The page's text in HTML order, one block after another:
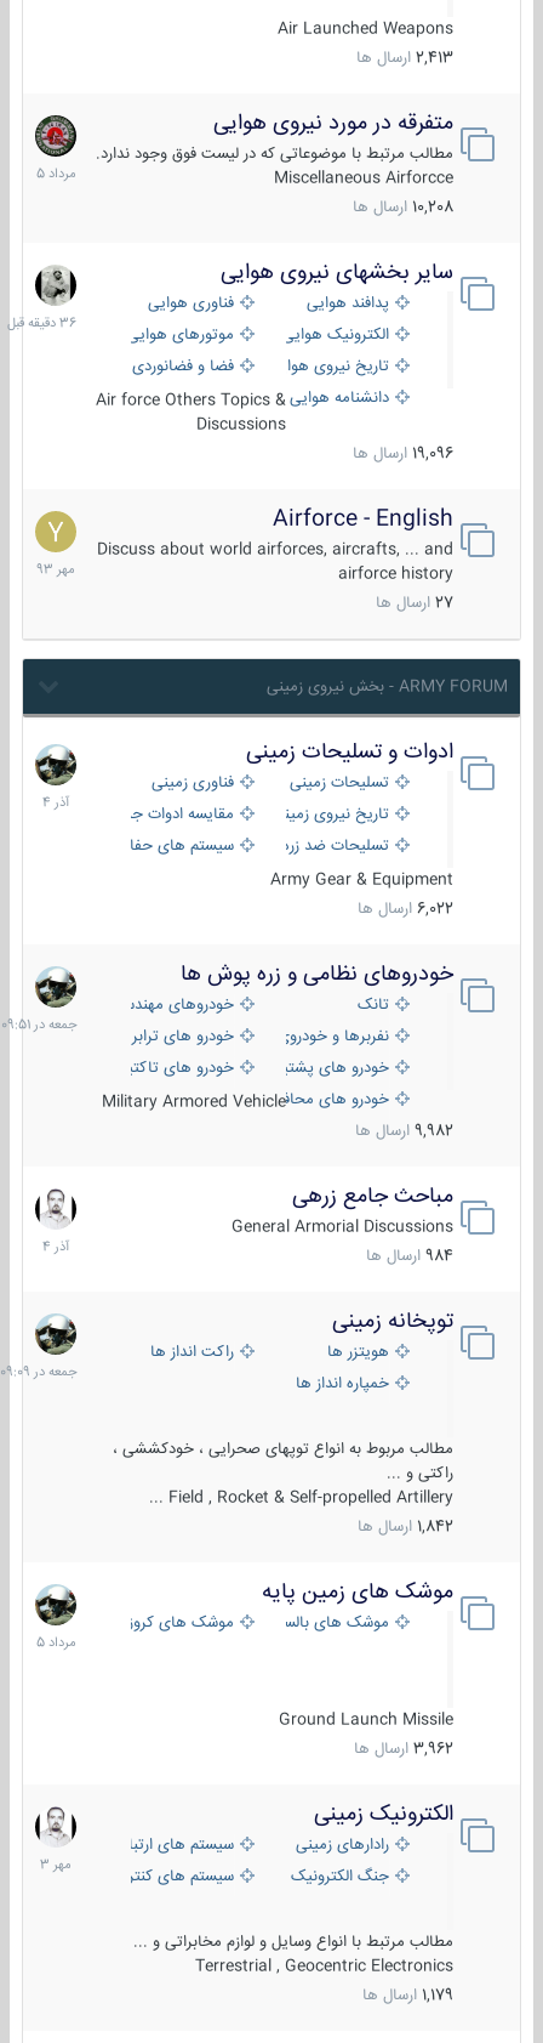
Air Launched Weapons
2,413 ارسال ها
متفرقه در مورد نیروی هوایی
مطالب مرتبط با موضوعاتی که در لیست فوق وجود ندارد.
Miscellaneous Airforcce
10,208 ارسال ها
7
مرداد
1405
سایر بخشهای نیروی هوایی
پدافند هوایی
فناوری هوایی
الکترونیک هوایی
موتورهای هوایی
تاریخ نیروی هوایی
فضا و فضانوردی
دانشنامه هواییAir force Others Topics &
Discussions
19,096 ارسال ها
36
دقیقه
قبل
Airforce - English
Discuss about world airforces, aircrafts, ... and
airforce history
27 ارسال ها
15
مهر
1393
ARMY FORUM - بخش نیروی زمینی
ادوات و تسلیحات زمینی
تسلیحات زمینی
فناوری زمینی
تاریخ نیروی زمینی
مقایسه ادوات جنگی
تسلیحات ضد زره
سیستم های حفاظت فعال
Army Gear & Equipment
6,022 ارسال ها
21
آذر
1404
خودروهای نظامی و زره پوش ها
تانک
خودروهای مهندسی
نفربرها و خودروی های رزمی پیاده نظام
خودرو های ترابری نظامی
خودرو های پشتیبانی آتش ، شناسایی و ضد تانک
خودرو های تاکتیکی نظامی
خودرو های محافظت شدهMilitary Armored Vehicle
9,982 ارسال ها
جمعه
در
09:51
مباحث جامع زرهی
General Armorial Discussions
984 ارسال ها
7
آذر
1404
توپخانه زمینی
هویتزر ها
راکت انداز ها
خمپاره انداز ها
مطالب مربوط به انواع توپهای صحرایی ، خودکششی ،
راکتی و ...
Field , Rocket & Self-propelled Artillery ...
1,842 ارسال ها
جمعه
در
09:09
موشک های زمین پایه
موشک های بالستیک موشک های کروز
Ground Launch Missile
3,962 ارسال ها
2
مرداد
1405
الکترونیک زمینی
رادارهای زمینی
سیستم های ارتباطی و جمع آوری
جنگ الکترونیک
سیستم های کنترل آتش و تجهیزات
مطالب مرتبط با انواع وسایل و لوازم مخابراتی و ...
Terrestrial , Geocentric Electronics
1,179 ارسال ها
1
مهر
1403